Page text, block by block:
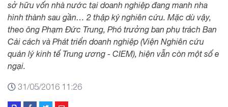
sở hữu vốn nhà nước tại doanh nghiệp đang manh nha
hình thành sau gần… 2 thập kỷ nghiên cứu. Mặc dù vậy,
theo ông Phạm Đức Trung, Phó trưởng ban phụ trách Ban
Cải cách và Phát triển doanh nghiệp (Viện Nghiên cứu
quản lý kinh tế Trung ương - CIEM), hiện vẫn còn một số e
ngại.
31/05/2016 11:26